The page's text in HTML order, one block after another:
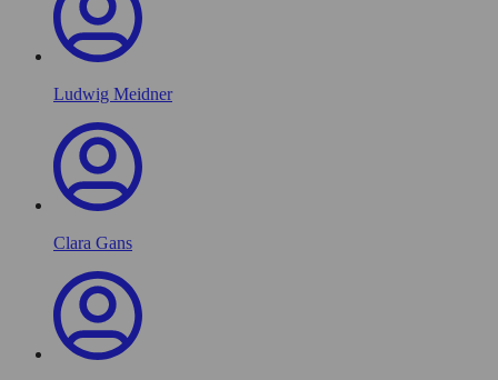
Ludwig Meidner
Clara Gans